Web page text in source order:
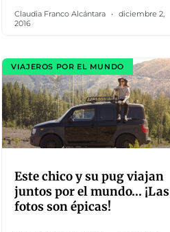
Claudia Franco Alcántara
diciembre 2,
2016
VIAJEROS POR EL MUNDO
Este chico y su pug viajan
juntos por el mundo… ¡Las
fotos son épicas!